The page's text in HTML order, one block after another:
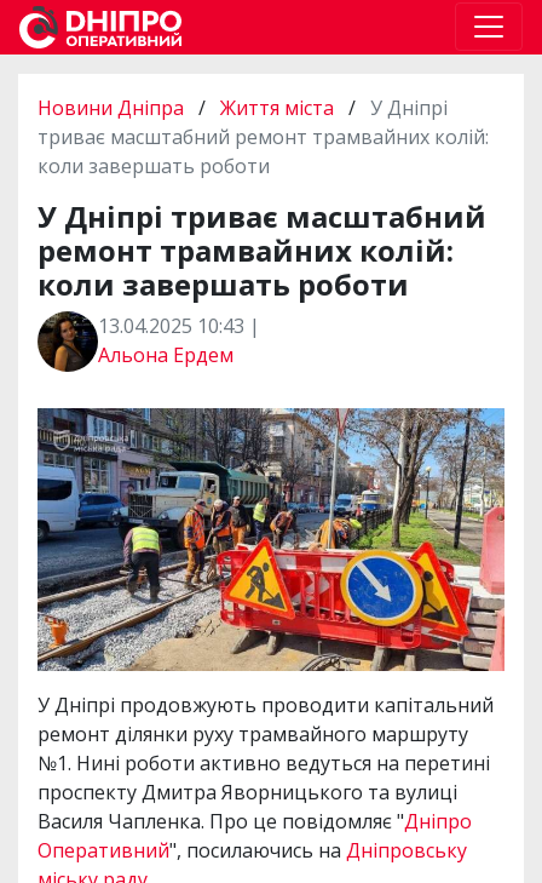
Новини Дніпра / Життя міста / У Дніпрі
триває масштабний ремонт трамвайних колій:
коли завершать роботи
У Дніпрі триває масштабний
ремонт трамвайних колій:
коли завершать роботи
13.04.2025 10:43 |
Альона Ердем
У Дніпрі продовжують проводити капітальний
ремонт ділянки руху трамвайного маршруту
№1. Нині роботи активно ведуться на перетині
проспекту Дмитра Яворницького та вулиці
Василя Чапленка. Про це повідомляє "Дніпро
Оперативний", посилаючись на Дніпровську